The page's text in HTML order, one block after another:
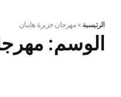
الرئيسية »مهرجان جزيرة هاينان
الوسم: